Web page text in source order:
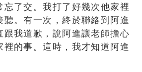
忘了交。我打了好幾次他家裡
聽。有一次，終於聯絡到阿進
跟我道歉，說阿進讓老師擔心
裡的事。這時，我才知道阿進